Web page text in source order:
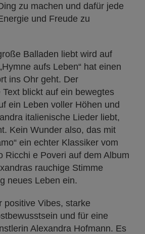
zu machen und dafür jede
und Freude zu
Balladen liebt wird auf
aufs Leben“ hat einen
ins Ohr geht. Der
blickt auf ein bewegtes
ein Leben voller Höhen und
italienische Lieder liebt,
Kein Wunder also, das mit
ein echter Klassiker vom
Ricchi e Poveri auf dem Album
rauchige Stimme
neues Leben ein.
positive Vibes, starke
und für eine
Alexandra Hofmann. Es